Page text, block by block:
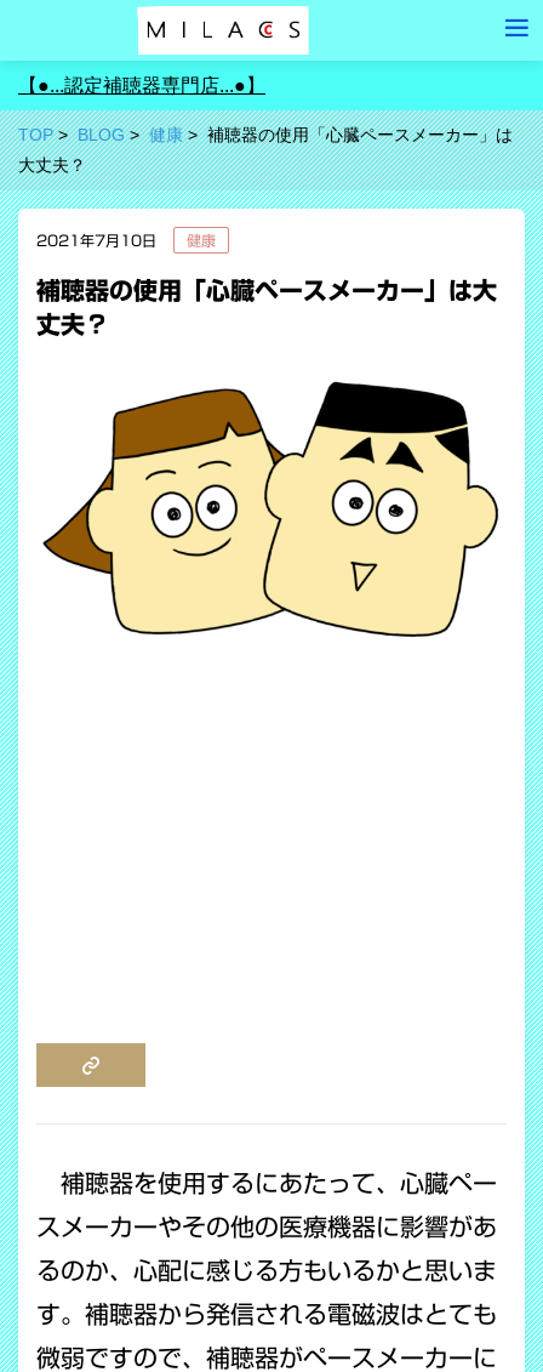
【●...認定補聴器専門店...●】
TOP BLOG 健康
補聴器の使用「心臓ペースメーカー」は
大丈夫？
2021年7月10日 健康
補聴器の使用「心臓ペースメーカー」は大
丈夫？
補聴器を使用するにあたって、心臓ペー
スメーカーやその他の医療機器に影響があ
るのか、心配に感じる方もいるかと思いま
す。補聴器から発信される電磁波はとても
微弱ですので、補聴器がペースメーカーに